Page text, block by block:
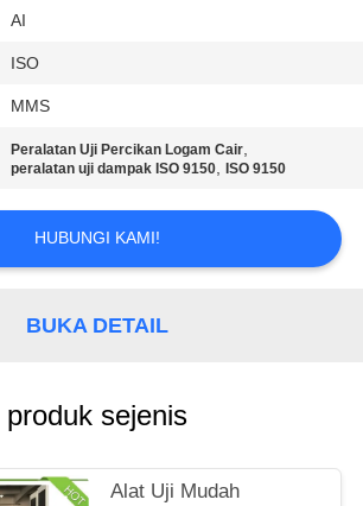
AI
ISO
MMS
Peralatan Uji Percikan Logam Cair,
peralatan uji dampak ISO 9150, ISO 9150
HUBUNGI KAMI!
BUKA DETAIL
produk sejenis
Alat Uji Mudah